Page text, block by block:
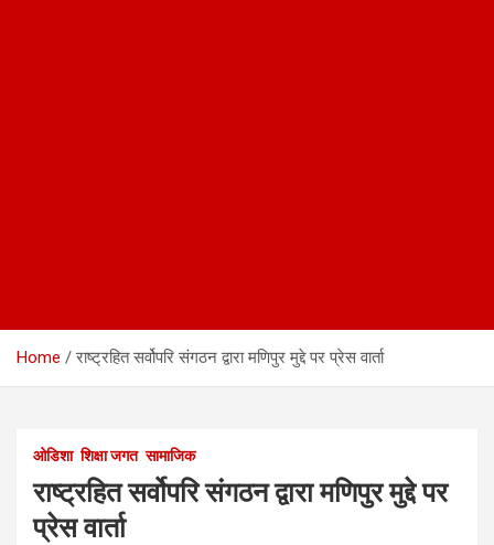
Home राष्ट्रहित सर्वोपरि संगठन द्वारा मणिपुर मुद्दे पर प्रेस वार्ता
ओडिशा शिक्षा जगत सामाजिक
राष्ट्रहित सर्वोपरि संगठन द्वारा मणिपुर मुद्दे पर
प्रेस वार्ता